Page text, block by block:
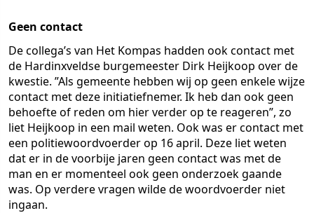
Geen contact
De collega’s van Het Kompas hadden ook contact met
de Hardinxveldse burgemeester Dirk Heijkoop over de
kwestie. ”Als gemeente hebben wij op geen enkele wijze
contact met deze initiatiefnemer. Ik heb dan ook geen
behoefte of reden om hier verder op te reageren”, zo
liet Heijkoop in een mail weten. Ook was er contact met
een politiewoordvoerder op 16 april. Deze liet weten
dat er in de voorbije jaren geen contact was met de
man en er momenteel ook geen onderzoek gaande
was. Op verdere vragen wilde de woordvoerder niet
ingaan.